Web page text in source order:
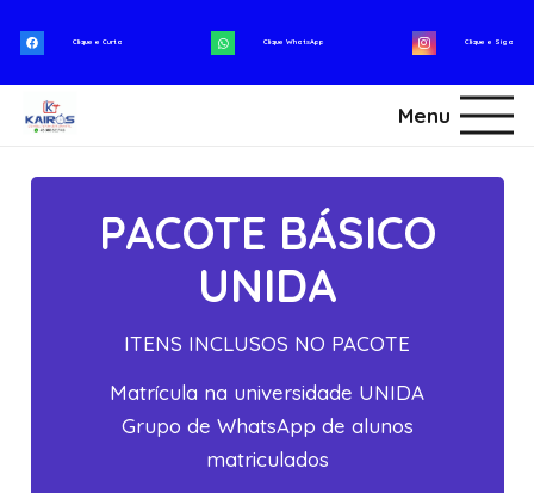
Clique e Curta Clique WhatsApp Clique e Siga
Menu
PACOTE BÁSICO
UNIDA
ITENS INCLUSOS NO PACOTE
Matrícula na universidade UNIDA
Grupo de WhatsApp de alunos
matriculados